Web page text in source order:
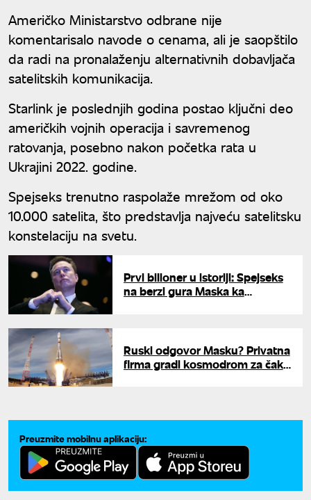
Američko Ministarstvo odbrane nije
komentarisalo navode o cenama, ali je saopštilo
da radi na pronalaženju alternativnih dobavljača
satelitskih komunikacija.
Starlink je poslednjih godina postao ključni deo
američkih vojnih operacija i savremenog
ratovanja, posebno nakon početka rata u
Ukrajini 2022. godine.
Spejseks trenutno raspolaže mrežom od oko
10.000 satelita, što predstavlja najveću satelitsku
konstelaciju na svetu.
Prvi bilioner u istoriji: Spejseks
na berzi gura Maska ka
Ruski odgovor Masku? Privatna
firma gradi kosmodrom za čak
Preuzmite mobilnu aplikaciju: